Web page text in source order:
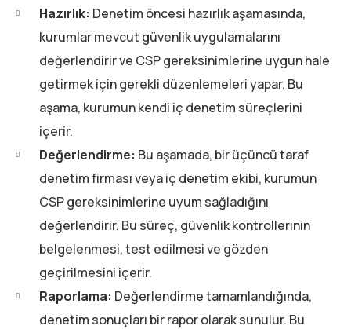
Hazırlık: Denetim öncesi hazırlık aşamasında,
kurumlar mevcut güvenlik uygulamalarını
değerlendirir ve CSP gereksinimlerine uygun hale
getirmek için gerekli düzenlemeleri yapar. Bu
aşama, kurumun kendi iç denetim süreçlerini
içerir.
Değerlendirme: Bu aşamada, bir üçüncü taraf
denetim firması veya iç denetim ekibi, kurumun
CSP gereksinimlerine uyum sağladığını
değerlendirir. Bu süreç, güvenlik kontrollerinin
belgelenmesi, test edilmesi ve gözden
geçirilmesini içerir.
Raporlama: Değerlendirme tamamlandığında,
denetim sonuçları bir rapor olarak sunulur. Bu